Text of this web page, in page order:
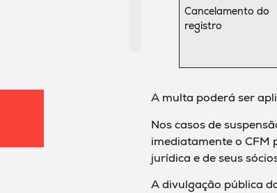
Cancelamento do
registro
A multa poderá ser
Nos casos de
imediatamente o CFM
jurídica e de seus
A divulgação pública